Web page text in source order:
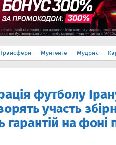
Трансфери Мунгенге Мудрик
футболу
участь
гарантій на фоні